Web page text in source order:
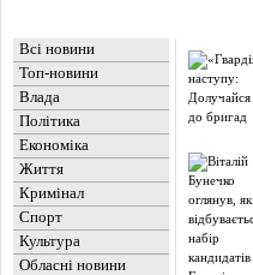
Всі новини
Топ-новини
Влада
Політика
Економіка
Життя
Кримінал
Спорт
Культура
Обласні новини